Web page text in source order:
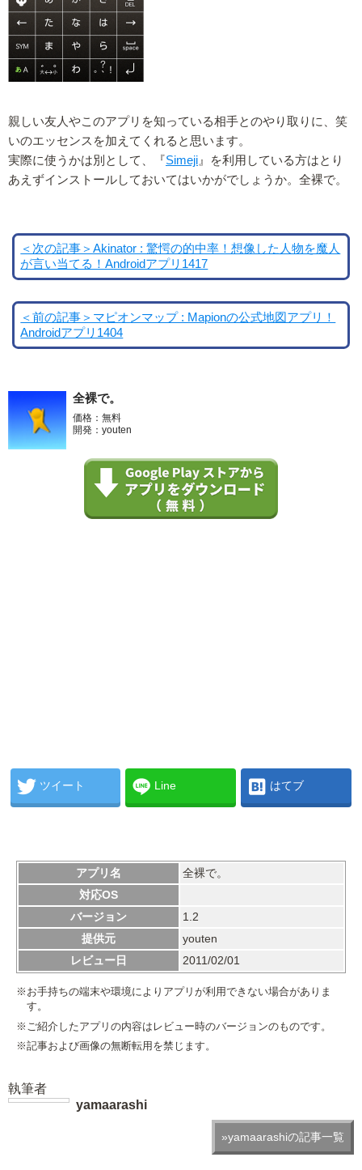
親しい友人やこのアプリを知っている相手とのやり取りに、笑
いのエッセンスを加えてくれると思います。
実際に使うかは別として、『Simeji』を利用している方はとり
あえずインストールしておいてはいかがでしょうか。全裸で。
＜次の記事＞Akinator : 驚愕の的中率！想像した人物を魔人
が言い当てる！Androidアプリ1417
＜前の記事＞マピオンマップ : Mapionの公式地図アプリ！
Androidアプリ1404
全裸で。
価格：無料
開発：youten
ツイート Line はてブ
アプリ名
全裸で。
対応OS
バージョン
1.2
提供元
youten
レビュー日
2011/02/01
※お手持ちの端末や環境によりアプリが利用できない場合がありま
す。
※ご紹介したアプリの内容はレビュー時のバージョンのものです。
※記事および画像の無断転用を禁じます。
執筆者
yamaarashi
»yamaarashiの記事一覧